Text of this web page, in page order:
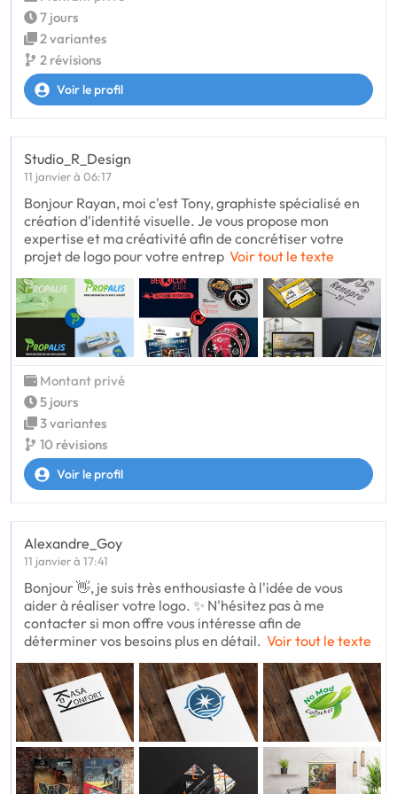
7 jours
2 variantes
2 révisions
Voir le profil
Studio_R_Design
11 janvier à 06:17
Bonjour Rayan, moi c'est Tony, graphiste spécialisé en
création d'identité visuelle. Je vous propose mon
expertise et ma créativité afin de concrétiser votre
projet de logo pour votre entrep Voir tout le texte
Montant privé
5 jours
3 variantes
10 révisions
Voir le profil
Alexandre_Goy
11 janvier à 17:41
Bonjour 👋, je suis très enthousiaste à l'idée de vous
aider à réaliser votre logo. ✨ N'hésitez pas à me
contacter si mon offre vous intéresse afin de
déterminer vos besoins plus en détail. Voir tout le texte